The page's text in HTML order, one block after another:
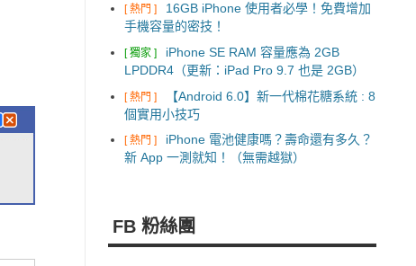
[ 熱門 ]
16GB iPhone 使用者必學！免費增加
手機容量的密技！
[ 獨家 ]
iPhone SE RAM 容量應為 2GB
LPDDR4（更新：iPad Pro 9.7 也是 2GB）
[ 熱門 ]
【Android 6.0】新一代棉花糖系統 : 8
個實用小技巧
[ 熱門 ]
iPhone 電池健康嗎？壽命還有多久？
新 App 一測就知！（無需越獄）
FB 粉絲團